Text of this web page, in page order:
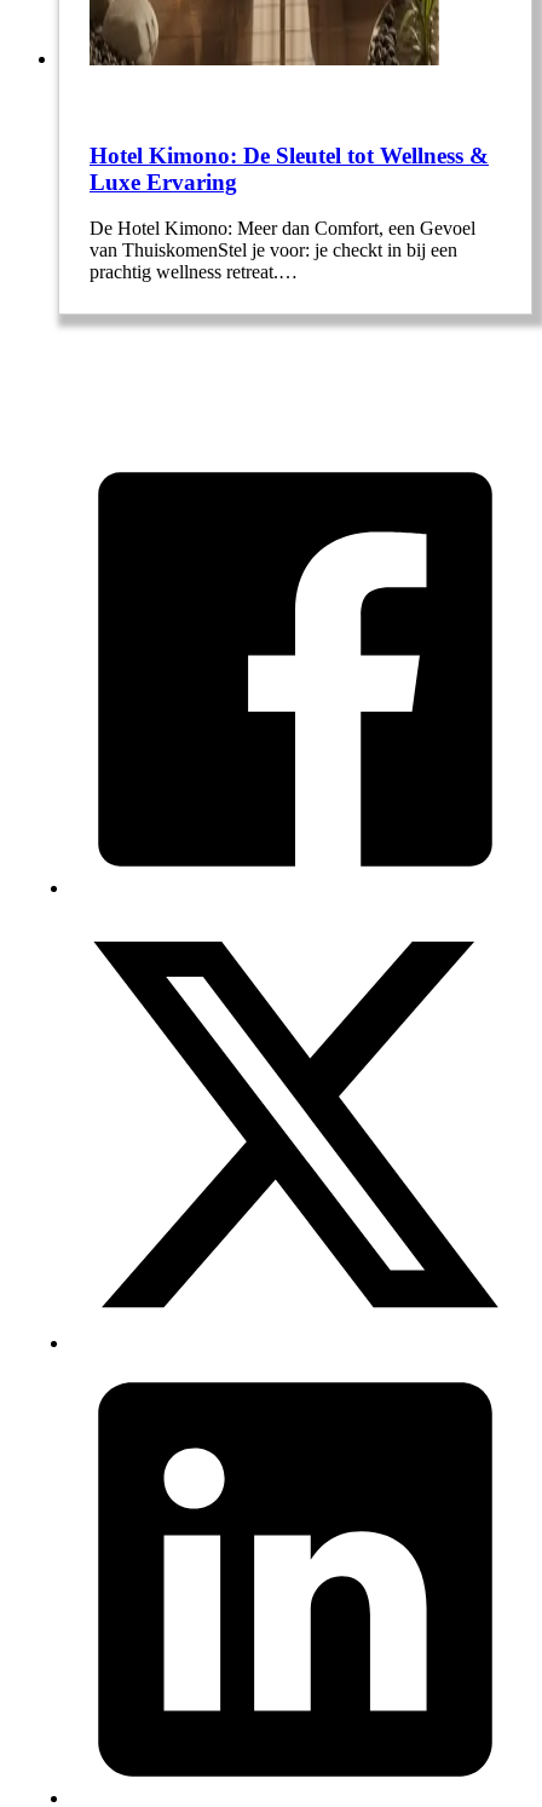
Hotel Kimono: De Sleutel tot Wellness &
Luxe Ervaring
De Hotel Kimono: Meer dan Comfort, een Gevoel
van ThuiskomenStel je voor: je checkt in bij een
prachtig wellness retreat.…